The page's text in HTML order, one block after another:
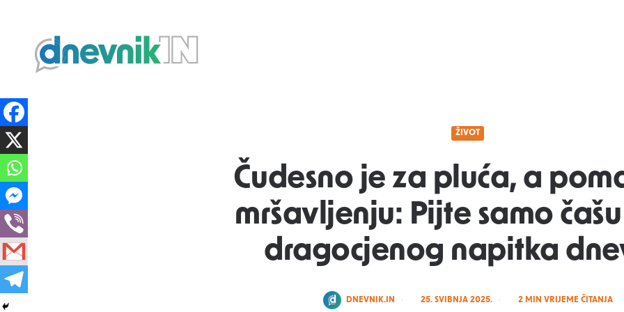
Dnevnik.in
ŽIVOT
Čudesno je za pluća, a
mršavljenju: Pijte samo
dragocjenog napitka
POSTED
DNEVNIK.IN 25. SVIBNJA 2025. 2MIN VRIJEME ČITANJA